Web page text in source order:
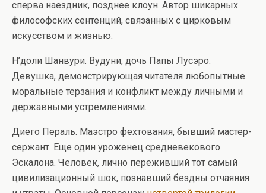
сперва наездник, позднее клоун. Автор шикарных
философских сентенций, связанных с цирковым
искусством и жизнью.
Н’доли Шанвури. Вудуни, дочь Папы Лусэро.
Девушка, демонстрирующая читателя любопытные
моральные терзания и конфликт между личными и
державными устремлениями.
Диего Пераль. Маэстро фехтования, бывший мастер-
сержант. Еще один уроженец средневекового
Эскалона. Человек, лично переживший тот самый
цивилизационный шок, познавший бездны отчаяния